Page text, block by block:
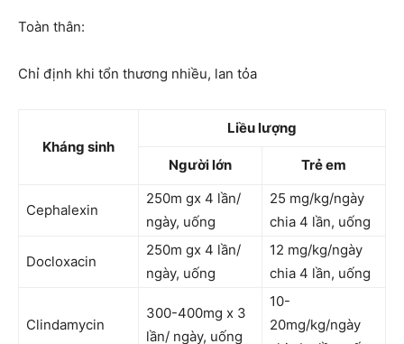
Toàn thân:
Chỉ định khi tổn thương nhiều, lan tỏa
Kháng sinh
Liều lượng
Người lớn Trẻ em
Cephalexin
250m gx 4 lần/
ngày, uống
25 mg/kg/ngày
chia 4 lần, uống
Docloxacin
250m gx 4 lần/
ngày, uống
12 mg/kg/ngày
chia 4 lần, uống
Clindamycin
300-400mg x 3
lần/ ngày, uống
10-
20mg/kg/ngày